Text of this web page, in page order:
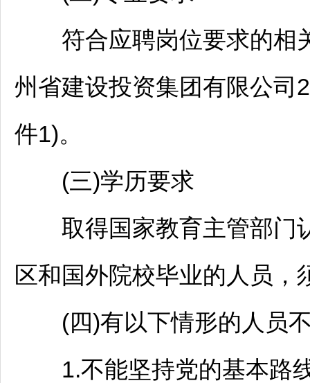
符合应聘岗位要求的相
州省建设投资集团有限公司
件1)。
(三)学历要求
取得国家教育主管部门
区和国外院校毕业的人员，
(四)有以下情形的人员
1.不能坚持党的基本路线